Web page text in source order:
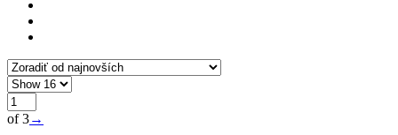
of 3→